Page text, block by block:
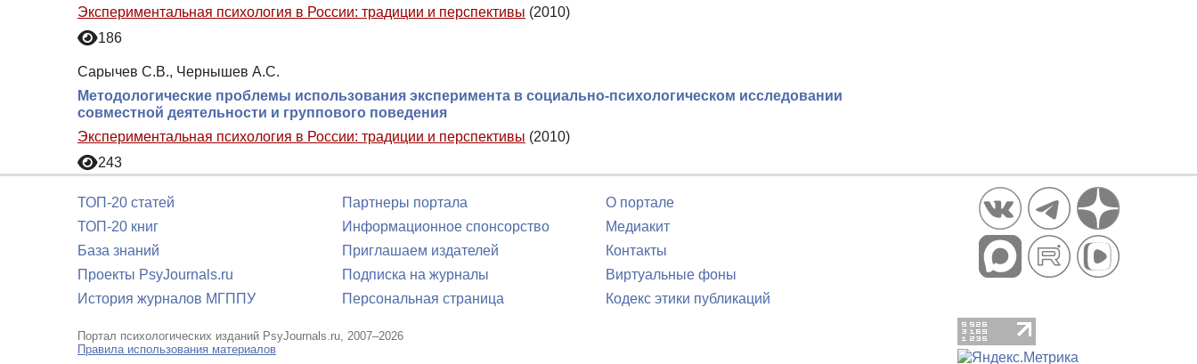
Экспериментальная психология в России: традиции и перспективы (2010)
186
Сарычев С.В., Чернышев А.С.
Методологические проблемы использования эксперимента в социально-психологическом исследовании
совместной деятельности и группового поведения
Экспериментальная психология в России: традиции и перспективы (2010)
243
ТОП-20 статей
ТОП-20 книг
База знаний
Проекты PsyJournals.ru
История журналов МГППУ
Партнеры портала
Информационное спонсорство
Приглашаем издателей
Подписка на журналы
Персональная страница
О портале
Медиакит
Контакты
Виртуальные фоны
Кодекс этики публикаций
Портал психологических изданий PsyJournals.ru, 2007–2026
Правила использования материалов